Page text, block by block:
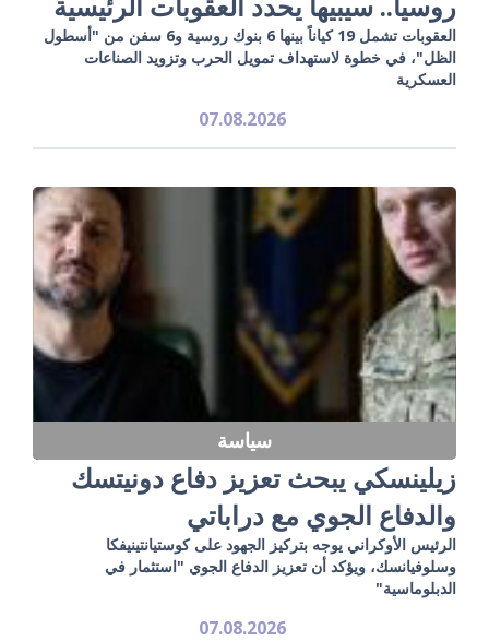
العقوبات تشمل 19 كياناً بينها 6 بنوك روسية و6 سفن من "أسطول
الظل"، في خطوة لاستهداف تمويل الحرب وتزويد الصناعات
العسكرية
07.08.2026
سياسة
زيلينسكي يبحث تعزيز دفاع دونيتسك
والدفاع الجوي مع دراباتي
الرئيس الأوكراني يوجه بتركيز الجهود على كوستيانتينيفكا
وسلوفيانسك، ويؤكد أن تعزيز الدفاع الجوي "استثمار في
الدبلوماسية"
07.08.2026